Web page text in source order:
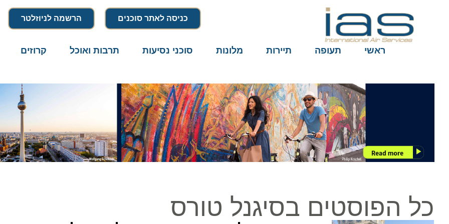
כניסה לאתר סוכנים הרשמה לניוזלטר
ראשי תעופה תיירות מלונות סוכני נסיעות תרבות ואוכל קרוזים
כל הפוסטים בסיגנל טורס